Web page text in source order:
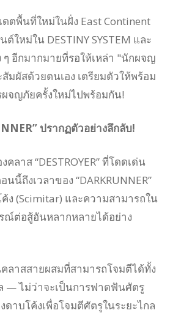
ตพื้นที่ใหม่ในฝั่ง East Continent
ใหม่ใน DESTINY SYSTEM และ
ๆ อีกมากมายที่รอให้เหล่า "นักผจญ
มผัสด้วยตนเอง เตรียมตัวให้พร้อม
จญภัยครั้งใหม่ไปพร้อมกัน!
ปรากฏตัวอย่างลึกลับ!
ลาส “DESTROYER” ที่โดดเด่น
นี้ถึงเวลาของ “DARKRUNNER”
ง (Scimitar) และความสามารถใน
ณ์ต่อสู้อันหลากหลายได้อย่าง
นคลาสสายผสมที่สามารถโจมตีได้ทั้ง
— ไม่ว่าจะเป็นการฟาดฟันศัตรู
ดาบโค้งเพื่อโจมตีศัตรูในระยะไกล